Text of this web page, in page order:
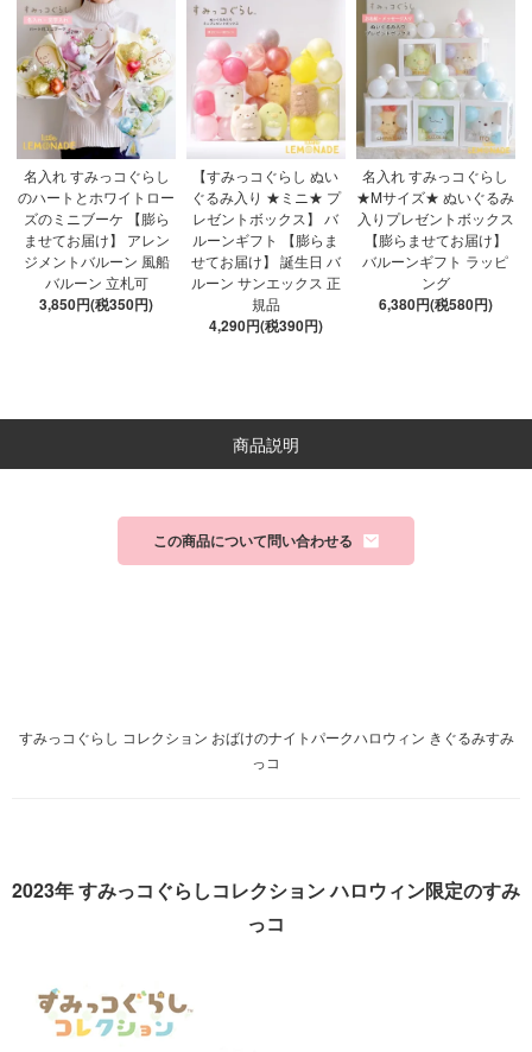
名入れ すみっコぐらし
のハートとホワイトロー
ズのミニブーケ 【膨ら
ませてお届け】 アレン
ジメントバルーン 風船
バルーン 立札可
3,850円(税350円)
【すみっコぐらし ぬい
ぐるみ入り ★ミニ★ プ
レゼントボックス】 バ
ルーンギフト 【膨らま
せてお届け】 誕生日 バ
ルーン サンエックス 正
規品
4,290円(税390円)
名入れ すみっコぐらし
★Mサイズ★ ぬいぐるみ
入りプレゼントボックス
【膨らませてお届け】
バルーンギフト ラッピ
ング
6,380円(税580円)
商品説明
この商品について問い合わせる
すみっコぐらし コレクション おばけのナイトパークハロウィン きぐるみすみ
っコ
2023年 すみっコぐらしコレクション ハロウィン限定のすみ
っコ